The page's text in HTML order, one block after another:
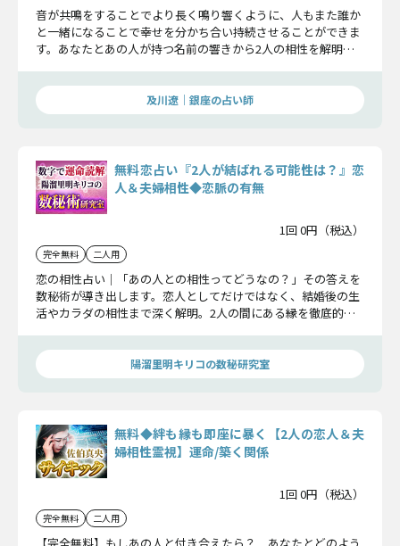
音が共鳴をすることでより長く鳴り響くように、人もまた誰か
と一緒になることで幸せを分かち合い持続させることができま
す。あなたとあの人が持つ名前の響きから2人の相性を解明。
す。
及川遼｜銀座の占い師
無料恋占い『2人が結ばれる可能性は？』恋
人＆夫婦相性◆恋脈の有無
1回 0円（税込）
完全無料 二人用
恋の相性占い｜「あの人との相性ってどうなの？」その答えを
数秘術が導き出します。恋人としてだけではなく、結婚後の生
活やカラダの相性まで深く解明。2人の間にある縁を徹底的に
陽溜里明キリコの数秘研究室
無料◆絆も縁も即座に暴く【2人の恋人＆夫
婦相性霊視】運命/築く関係
1回 0円（税込）
完全無料 二人用